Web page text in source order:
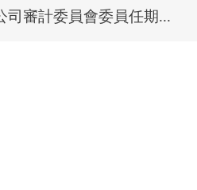
司審計委員會委員任期...